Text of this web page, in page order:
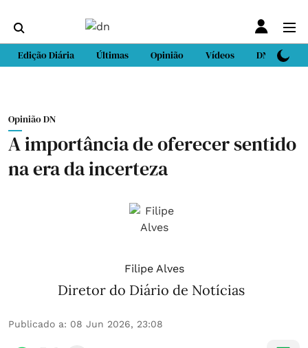
Edição Diária Últimas Opinião Vídeos DN Sport
Opinião DN
A importância de oferecer sentido
na era da incerteza
Filipe Alves
Diretor do Diário de Notícias
Publicado a: 08 Jun 2026, 23:08